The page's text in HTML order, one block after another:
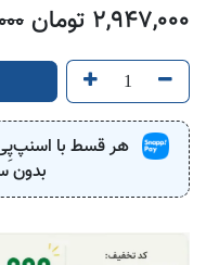
2,947,000 تومان
هر قسط با
بدون